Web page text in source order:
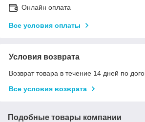
Онлайн оплата
Все условия оплаты
Условия возврата
Возврат товара в течение 14 дней по
Все условия возврата
Подобные товары компании